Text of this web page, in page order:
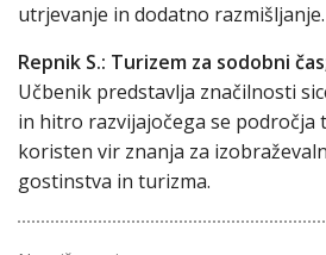
utrjevanje in dodatno razmišljanje.
Repnik S.: Turizem za sodobni
Učbenik predstavlja značilnosti
in hitro razvijajočega se področja
koristen vir znanja za
gostinstva in turizma.